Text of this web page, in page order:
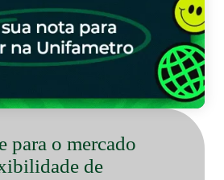
para o mercado
de